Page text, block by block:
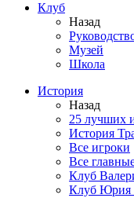
Клуб
Назад
Музей
Школа
История
Назад
25 лучших
История
Все игроки
Все
Клуб
Клуб Юрия